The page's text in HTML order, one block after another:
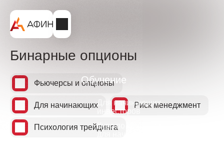
Обучение
Для начинающих
инвесторов
Курс по криптоинвестициям
для начинающих
Бинарные опционы
Фьючерсы и опционы
Для начинающих Риск менеджмент
Психология трейдинга